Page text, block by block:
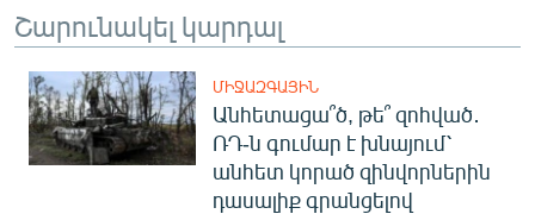
Շարունակել կարդալ
ՄԻՋԱԶԳԱՅԻՆ
Անհետացա՞ծ, թե՞ զոհված․
ՌԴ-ն գումար է խնայում՝
անհետ կորած զինվորներին
դասալիք գրանցելով